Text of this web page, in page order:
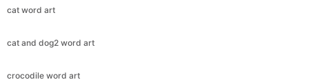
cat word art
cat and dog2 word art
crocodile word art